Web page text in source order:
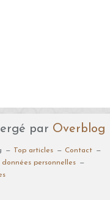
par Overblog
Top articles
Contact
personnelles